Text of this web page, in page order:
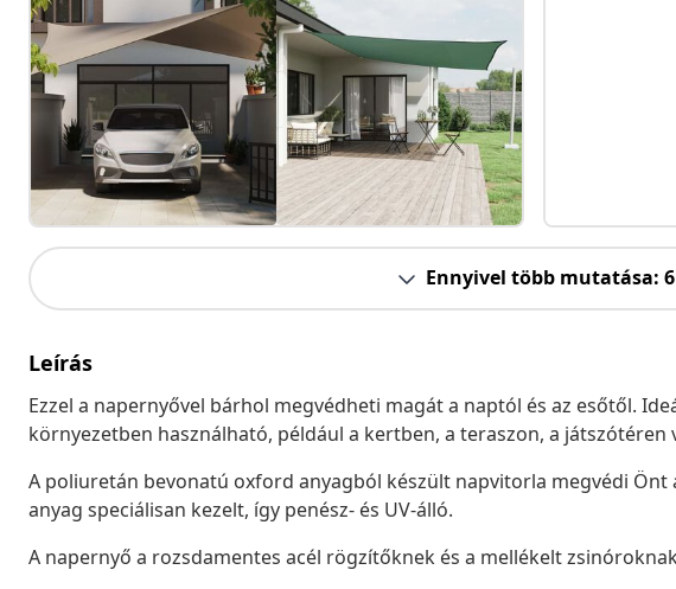
Ennyivel több mutatása: 6
Leírás
Ezzel a napernyővel bárhol megvédheti magát a naptól és az esőtől.
környezetben használható, például a kertben, a teraszon, a játszótéren
A poliuretán bevonatú oxford anyagból készült napvitorla megvédi Önt
anyag speciálisan kezelt, így penész- és UV-álló.
A napernyő a rozsdamentes acél rögzítőknek és a mellékelt